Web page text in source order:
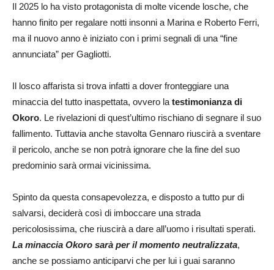
Il 2025 lo ha visto protagonista di molte vicende losche, che
hanno finito per regalare notti insonni a Marina e Roberto Ferri,
ma il nuovo anno è iniziato con i primi segnali di una “fine
annunciata” per Gagliotti.
Il losco affarista si trova infatti a dover fronteggiare una
minaccia del tutto inaspettata, ovvero la testimonianza di
Okoro. Le rivelazioni di quest’ultimo rischiano di segnare il suo
fallimento. Tuttavia anche stavolta Gennaro riuscirà a sventare
il pericolo, anche se non potrà ignorare che la fine del suo
predominio sarà ormai vicinissima.
Spinto da questa consapevolezza, e disposto a tutto pur di
salvarsi, deciderà così di imboccare una strada
pericolosissima, che riuscirà a dare all’uomo i risultati sperati.
La minaccia Okoro sarà per il momento neutralizzata,
anche se possiamo anticiparvi che per lui i guai saranno